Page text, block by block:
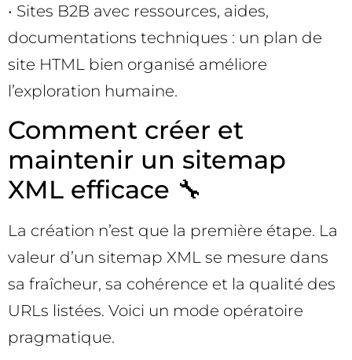
• Sites B2B avec ressources, aides,
documentations techniques : un plan de
site HTML bien organisé améliore
l’exploration humaine.
Comment créer et
maintenir un sitemap
XML efficace 🔧
La création n’est que la première étape. La
valeur d’un sitemap XML se mesure dans
sa fraîcheur, sa cohérence et la qualité des
URLs listées. Voici un mode opératoire
pragmatique.